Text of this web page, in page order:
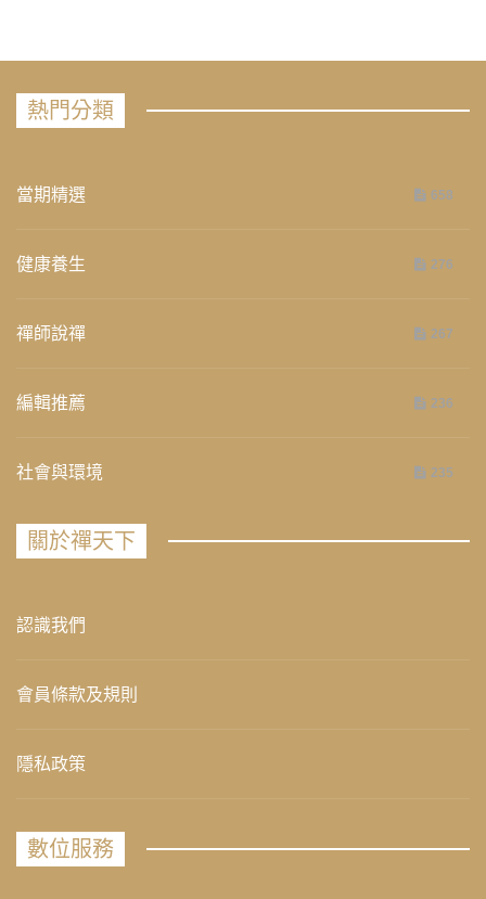
熱門分類
當期精選 658
健康養生 276
禪師說禪 267
編輯推薦 236
社會與環境 235
關於禪天下
認識我們
會員條款及規則
隱私政策
數位服務